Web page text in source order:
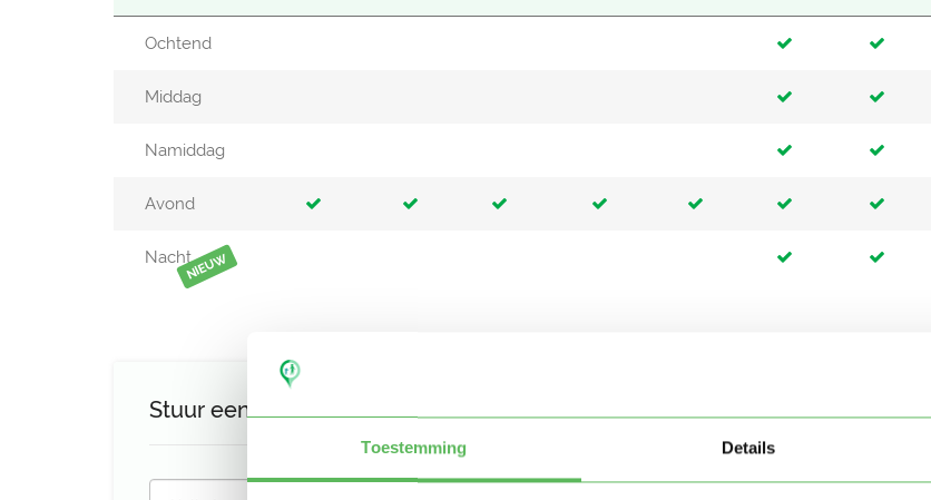
Toestemming Details
Ochtend
Middag
Namiddag
Avond
NachtNIEUW
Stuur een bericht aan Lynn